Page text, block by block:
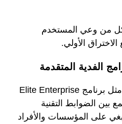
كل من وعي المستخدم
الأولي.
الفدية المتقدمة
يتطلب التصدي لتهديدات مثل برنامج Elite Enterprise
بين الضوابط التقنية
على المؤسسات والأفراد